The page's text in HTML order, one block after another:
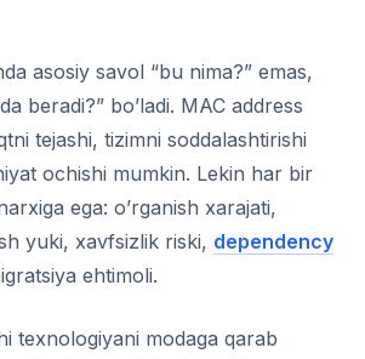
asosiy savol “bu nima?” emas,
beradi?” bo’ladi. MAC address
tejashi, tizimni soddalashtirishi
ochishi mumkin. Lekin har bir
ega: o’rganish xarajati,
yuki, xavfsizlik riski, dependency
ehtimoli.
texnologiyani modaga qarab